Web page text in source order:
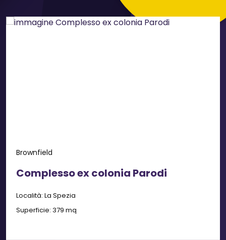
Brownfield
Complesso ex colonia Parodi
Località: La Spezia
Superficie: 379 mq